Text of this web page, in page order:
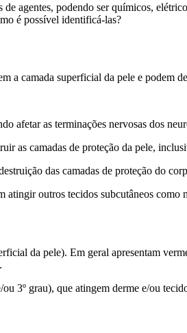
agentes, podendo ser químicos,
é possível identificá-las?
a camada superficial da pele e podem
afetar as terminações nervosas dos
as camadas de proteção da pele,
das camadas de proteção do
outros tecidos subcutâneos
da pele). Em geral apresentam
3º grau), que atingem derme e/ou